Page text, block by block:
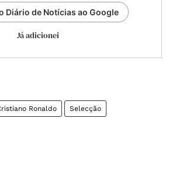
Diário de Notícias ao Google
Já adicionei
Ronaldo Selecção